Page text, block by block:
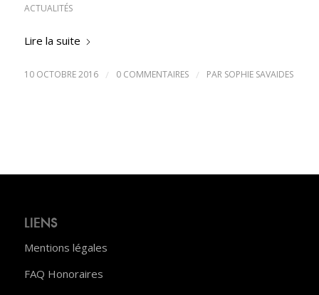
ACTUALITÉS
Lire la suite
10 OCTOBRE 2016 / 0 COMMENTAIRES / PAR SOPHIE SAVAIDES
LIENS
Mentions légales
FAQ Honoraires